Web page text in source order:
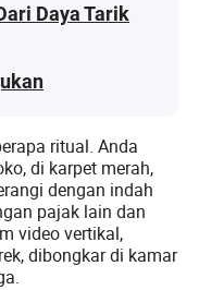
Daya Tarik
ritual. Anda
di karpet merah,
dengan indah
pajak lain dan
video vertikal,
dibongkar di kamar